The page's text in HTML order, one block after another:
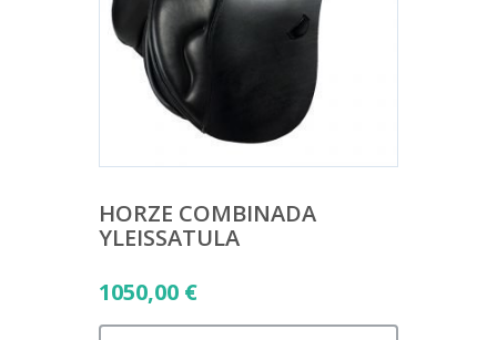
HORZE COMBINADA
YLEISSATULA
1050,00 €